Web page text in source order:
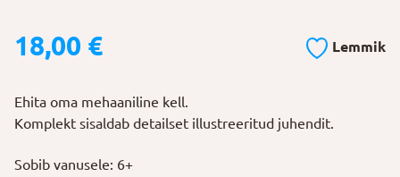
18,00 € Lemmik
Ehita oma mehaaniline kell.
Komplekt sisaldab detailset illustreeritud juhendit.
Sobib vanusele: 6+